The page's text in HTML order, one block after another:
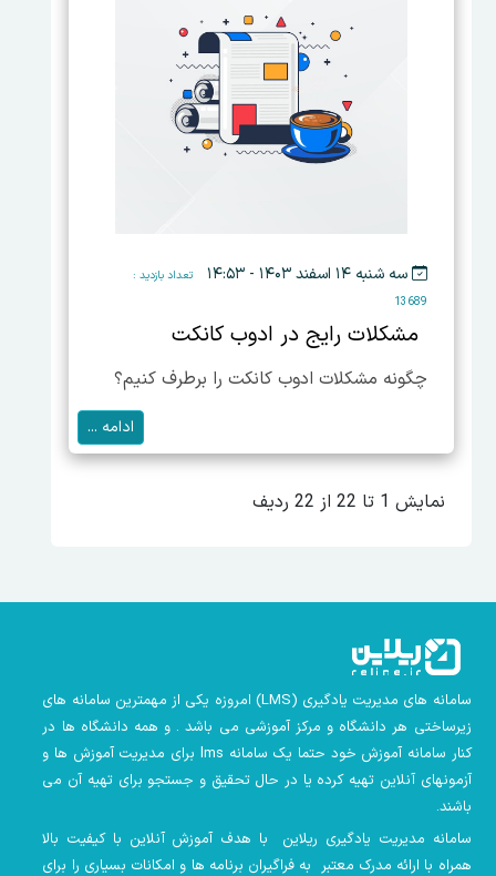
سه شنبه ۱۴ اسفند ۱۴۰۳ - ۱۴:۵۳
تعداد بازدید :
13689
مشکلات رایج در ادوب کانکت
چگونه مشکلات ادوب کانکت را برطرف کنیم؟
ادامه ...
نمایش 1 تا 22 از 22 ردیف
سامانه های مدیریت یادگیری (LMS) امروزه یکی از مهمترین سامانه های
زیرساختی هر دانشگاه و مرکز آموزشی می باشد . و همه دانشگاه ها در
کنار سامانه آموزش خود حتما یک سامانه lms
برای مدیریت آموزش ها و
آزمونهای آنلاین تهیه کرده یا در حال تحقیق و جستجو برای تهیه آن می
باشند.
سامانه مدیریت یادگیری ریلاین با هدف آموزش آنلاین با کیفیت بالا
همراه با ارائه مدرک معتبر به فراگیران برنامه ها و امکانات بسیاری را برای